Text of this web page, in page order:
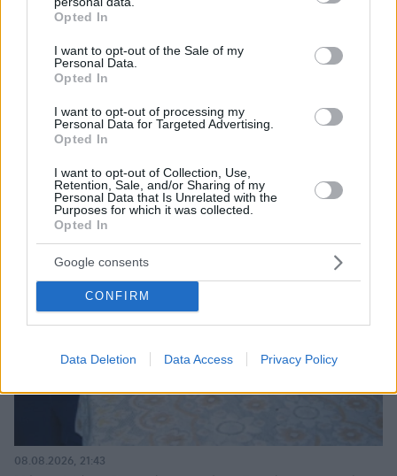
grant or deny consent to Google and its third-party tags to
use your data for below specified purposes in below Google
consent section.
Opted In
I want to opt-out of the Sale of my
Personal Data.
Opted In
I want to opt-out of processing my
Personal Data for Targeted Advertising.
Opted In
I want to opt-out of Collection, Use,
Retention, Sale, and/or Sharing of my
Personal Data that Is Unrelated with the
Purposes for which it was collected.
Opted In
Google consents
CONFIRM
Data Deletion Data Access Privacy Policy
ΤΑ ΠΙΟ ΔΗΜΟΦΙΛΗ
08.08.2026, 21:43